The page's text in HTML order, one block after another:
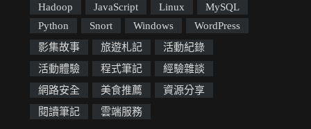
Hadoop
JavaScript Linux
MySQL
Python
Snort Windows
WordPress
影集故事
旅遊札記
活動紀錄
活動體驗
程式筆記
經驗雜談
網路安全
美食推薦
資源分享
閱讀筆記
雲端服務